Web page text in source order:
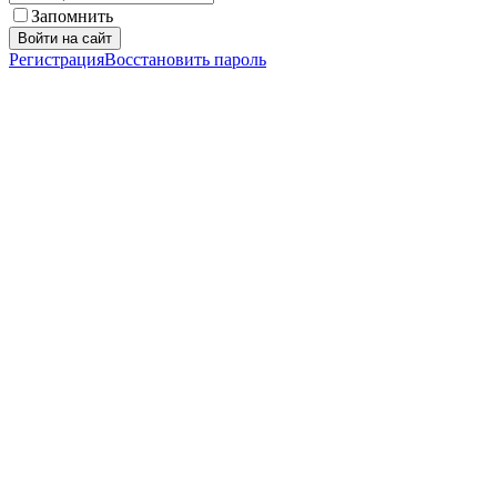
Запомнить
Войти на сайт
РегистрацияВосстановить пароль